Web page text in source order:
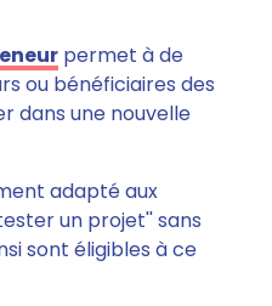
permet à de
ou bénéficiaires des
dans une nouvelle
adapté aux
un projet'' sans
sont éligibles à ce